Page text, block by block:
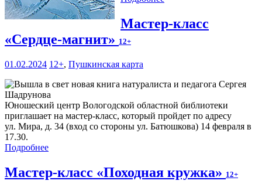
Мастер-класс
«Сердце-магнит» 12+
01.02.2024 12+, Пушкинская карта
Юношеский центр Вологодской областной библиотеки
приглашает на мастер-класс, который пройдет по адресу
ул. Мира, д. 34 (вход со стороны ул. Батюшкова) 14 февраля в
17.30.
Подробнее
Мастер-класс «Походная кружка» 12+